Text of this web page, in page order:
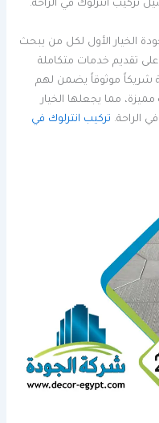
تركيب انترلوك في الراحة.
الخيار الأول لكل من يبحث
على تقديم خدمات متكاملة
شريكاً موثوقاً يضمن لهم
مما يجعلها الخيار
الراحة. تركيب انترلوك في